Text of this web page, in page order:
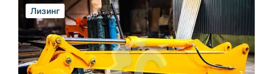
Лизинг
Лизинг
Лизинг
Лизинг
Лизинг
sksale@skdst.ru
+7 (499) 394-50-93